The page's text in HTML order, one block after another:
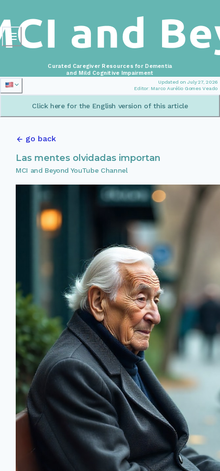
Updated on July 27, 2026
Editor: Marco Aurélio Gomes Veado
Curated Caregiver Resources for Dementia
and Mild Cognitive Impairment
Click here for the English version of this article
go back
Las mentes olvidadas importan
MCI and Beyond YouTube Channel